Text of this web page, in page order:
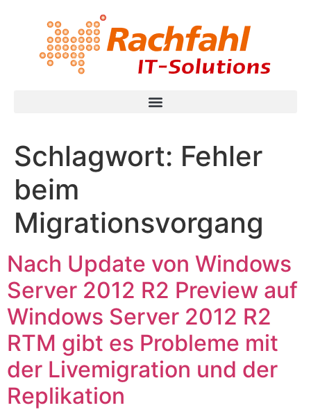
Schlagwort: Fehler
beim
Migrationsvorgang
Nach Update von Windows
Server 2012 R2 Preview auf
Windows Server 2012 R2
RTM gibt es Probleme mit
der Livemigration und der
Replikation